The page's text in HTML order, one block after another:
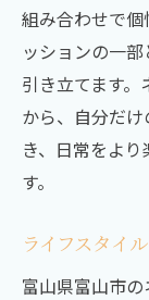
組み合わせで
ッションの一
引き立てます
から、自分だ
き、日常をよ
す。
ライフスタイ
富山県富山市